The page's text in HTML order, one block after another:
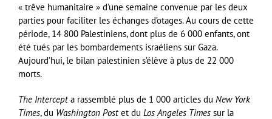
« trêve humanitaire » d’une semaine convenue par les deux
parties pour faciliter les échanges d’otages. Au cours de cette
période, 14 800 Palestiniens, dont plus de 6 000 enfants, ont
été tués par les bombardements israéliens sur Gaza.
Aujourd’hui, le bilan palestinien s’élève à plus de 22 000
morts.
The Intercepta rassemblé plus de 1 000 articles du New York
Times, du Washington Postet du Los Angeles Times sur la